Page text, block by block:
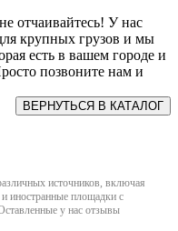
отчаивайтесь! У нас
крупных грузов и мы
есть в вашем городе и
позвоните нам и
источников, включая
иностранные площадки с
у нас отзывы